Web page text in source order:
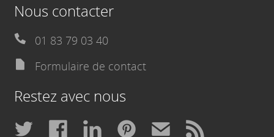
Nous contacter
01 83 79 03 40
Formulaire de contact
Restez avec nous